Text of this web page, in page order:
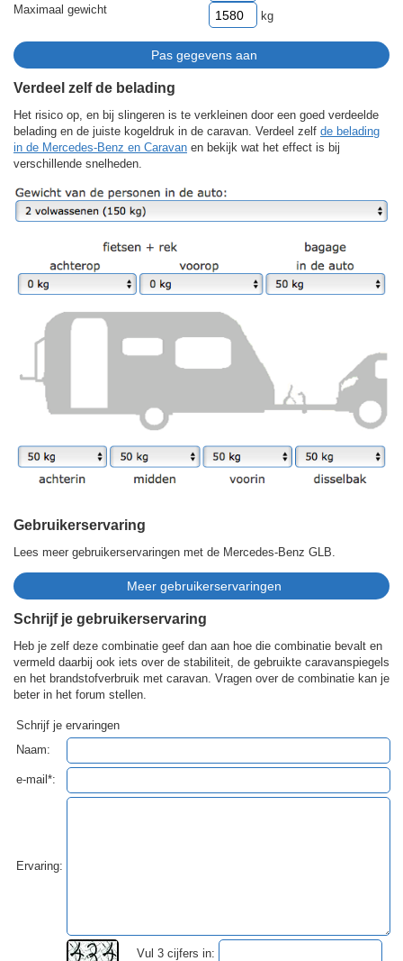
Maximaal gewicht kg
Verdeel zelf de belading
Het risico op, en bij slingeren is te verkleinen door een goed verdeelde
belading en de juiste kogeldruk in de caravan. Verdeel zelf de belading
in de Mercedes-Benz en Caravan en bekijk wat het effect is bij
verschillende snelheden.
Gebruikerservaring
Lees meer gebruikerservaringen met de Mercedes-Benz GLB.
Schrijf je gebruikerservaring
Heb je zelf deze combinatie geef dan aan hoe die combinatie bevalt en
vermeld daarbij ook iets over de stabiliteit, de gebruikte caravanspiegels
en het brandstofverbruik met caravan. Vragen over de combinatie kan je
beter in het forum stellen.
Schrijf je ervaringen
Naam:
e-mail*:
Ervaring:
Vul 3 cijfers in: